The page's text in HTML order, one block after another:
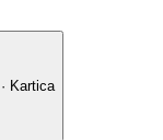
Kartica